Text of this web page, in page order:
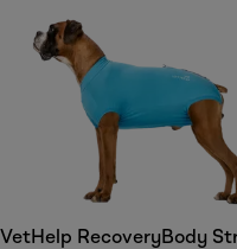
VetHelp RecoveryBody